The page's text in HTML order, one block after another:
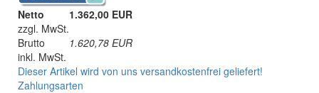
Netto
1.362,00 EUR
zzgl. MwSt.
Brutto
1.620,78 EUR
inkl. MwSt.
Dieser Artikel wird von uns versandkostenfrei geliefert!
Zahlungsarten